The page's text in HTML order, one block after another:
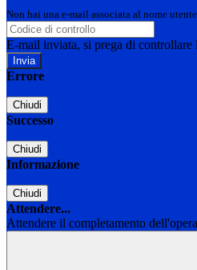
Non hai una e-mail associata al nome
E-mail inviata, si prega di controllare
Errore
Chiudi
Successo
Chiudi
Informazione
Chiudi
Attendere...
Attendere il completamento